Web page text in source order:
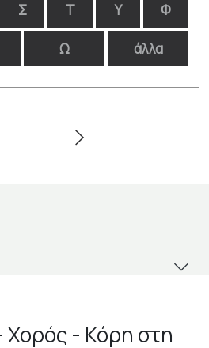
Σ Τ Υ Φ
Ω άλλα
- Κόρη στη